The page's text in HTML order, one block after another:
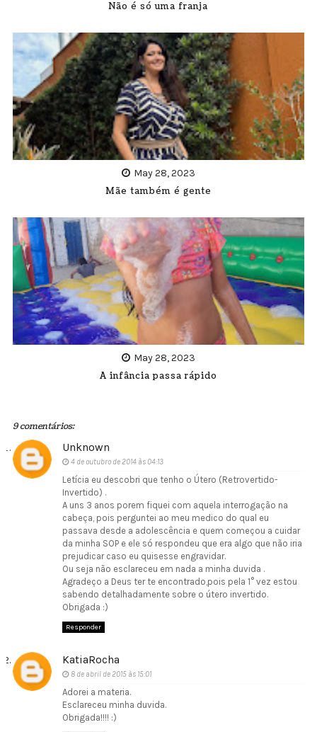
Não é só uma franja
May 28, 2023
Mãe também é gente
May 28, 2023
A infância passa rápido
9 comentários:
Unknown
4 de outubro de 2014 às 04:13
Letícia eu descobri que tenho o Útero (Retrovertido-
Invertido) .
A uns 3 anos porem fiquei com aquela interrogação na
cabeça, pois perguntei ao meu medico do qual eu
passava desde a adolescência e quem começou a cuidar
da minha SOP e ele só respondeu que era algo que não iria
prejudicar caso eu quisesse engravidar.
Ou seja não esclareceu em nada a minha duvida .
Agradeço a Deus ter te encontrado,pois pela 1° vez estou
sabendo detalhadamente sobre o útero invertido.
Obrigada :)
Responder
KatiaRocha
8 de abril de 2015 às 15:01
Adorei a materia.
Esclareceu minha duvida.
Obrigada!!!! :)